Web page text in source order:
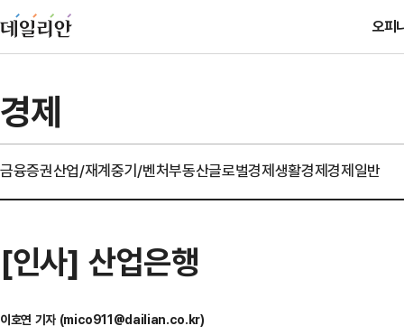
오피
경제
금융증권산업/재계중기/벤처부동산글로벌경제생활경제경제일반
[인사] 산업은행
이호연 기자 (mico911@dailian.co.kr)